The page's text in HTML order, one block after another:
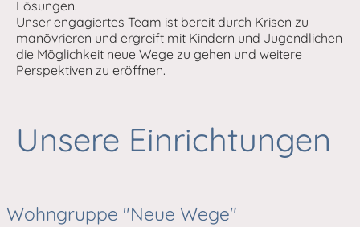
Lösungen.
Unser engagiertes Team ist bereit durch Krisen zu
manövrieren und ergreift mit Kindern und Jugendlichen
die Möglichkeit neue Wege zu gehen und weitere
Perspektiven zu eröffnen.
Unsere Einrichtungen
Wohngruppe "Neue Wege"